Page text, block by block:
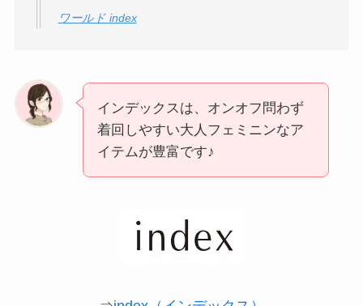
ワールド index
インデックスは、オンオフ問わず
着回しやすい大人フェミニンなア
イテムが豊富です♪